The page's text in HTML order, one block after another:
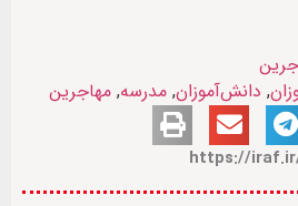
, دانش‌آموزان, مدرسه, مهاجرین